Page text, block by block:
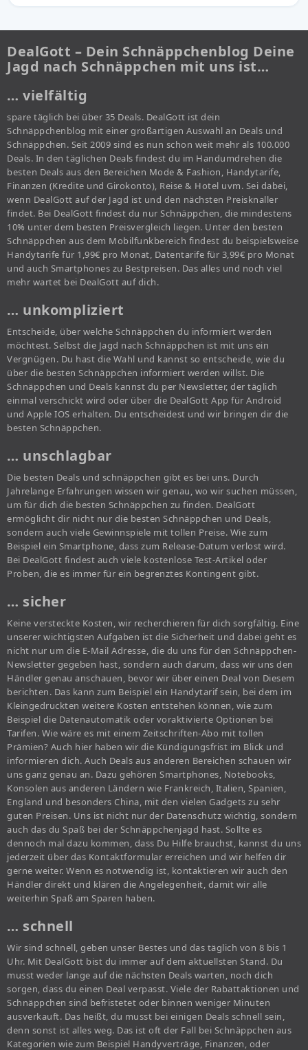
DealGott – Dein Schnäppchenblog Deine
Jagd nach Schnäppchen mit uns ist…
… vielfältig
spare täglich bei über 35 Deals. DealGott ist dein
Schnäppchenblog mit einer großartigen Auswahl an Deals und
Schnäppchen. Seit 2009 sind es nun schon weit mehr als 100.000
Deals. In den täglichen Deals findest du im Handumdrehen die
besten Deals aus den Bereichen Mode & Fashion, Handytarife,
Finanzen (Kredite und Girokonto), Reise & Hotel uvm. Sei dabei,
wenn DealGott auf der Jagd ist und den nächsten Preisknaller
findet. Bei DealGott findest du nur Schnäppchen, die mindestens
10% unter dem besten Preisvergleich liegen. Unter den besten
Schnäppchen aus dem Mobilfunkbereich findest du beispielsweise
Handytarife für 1,99€ pro Monat, Datentarife für 3,99€ pro Monat
und auch Smartphones zu Bestpreisen. Das alles und noch viel
mehr wartet bei DealGott auf dich.
… unkompliziert
Entscheide, über welche Schnäppchen du informiert werden
möchtest. Selbst die Jagd nach Schnäppchen ist mit uns ein
Vergnügen. Du hast die Wahl und kannst so entscheide, wie du
über die besten Schnäppchen informiert werden willst. Die
Schnäppchen und Deals kannst du per Newsletter, der täglich
einmal verschickt wird oder über die DealGott App für Android
und Apple IOS erhalten. Du entscheidest und wir bringen dir die
besten Schnäppchen.
… unschlagbar
Die besten Deals und schnäppchen gibt es bei uns. Durch
Jahrelange Erfahrungen wissen wir genau, wo wir suchen müssen,
um für dich die besten Schnäppchen zu finden. DealGott
ermöglicht dir nicht nur die besten Schnäppchen und Deals,
sondern auch viele Gewinnspiele mit tollen Preise. Wie zum
Beispiel ein Smartphone, dass zum Release-Datum verlost wird.
Bei DealGott findest auch viele kostenlose Test-Artikel oder
Proben, die es immer für ein begrenztes Kontingent gibt.
… sicher
Keine versteckte Kosten, wir recherchieren für dich sorgfältig. Eine
unserer wichtigsten Aufgaben ist die Sicherheit und dabei geht es
nicht nur um die E-Mail Adresse, die du uns für den Schnäppchen-
Newsletter gegeben hast, sondern auch darum, dass wir uns den
Händler genau anschauen, bevor wir über einen Deal von Diesem
berichten. Das kann zum Beispiel ein Handytarif sein, bei dem im
Kleingedruckten weitere Kosten entstehen können, wie zum
Beispiel die Datenautomatik oder voraktivierte Optionen bei
Tarifen. Wie wäre es mit einem Zeitschriften-Abo mit tollen
Prämien? Auch hier haben wir die Kündigungsfrist im Blick und
informieren dich. Auch Deals aus anderen Bereichen schauen wir
uns ganz genau an. Dazu gehören Smartphones, Notebooks,
Konsolen aus anderen Ländern wie Frankreich, Italien, Spanien,
England und besonders China, mit den vielen Gadgets zu sehr
guten Preisen. Uns ist nicht nur der Datenschutz wichtig, sondern
auch das du Spaß bei der Schnäppchenjagd hast. Sollte es
dennoch mal dazu kommen, dass Du Hilfe brauchst, kannst du uns
jederzeit über das Kontaktformular erreichen und wir helfen dir
gerne weiter. Wenn es notwendig ist, kontaktieren wir auch den
Händler direkt und klären die Angelegenheit, damit wir alle
weiterhin Spaß am Sparen haben.
… schnell
Wir sind schnell, geben unser Bestes und das täglich von 8 bis 1
Uhr. Mit DealGott bist du immer auf dem aktuellsten Stand. Du
musst weder lange auf die nächsten Deals warten, noch dich
sorgen, dass du einen Deal verpasst. Viele der Rabattaktionen und
Schnäppchen sind befristetet oder binnen weniger Minuten
ausverkauft. Das heißt, du musst bei einigen Deals schnell sein,
denn sonst ist alles weg. Das ist oft der Fall bei Schnäppchen aus
Kategorien wie zum Beispiel Handyverträge, Finanzen, oder